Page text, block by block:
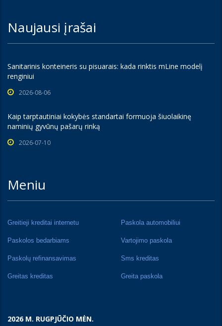
Naujausi įrašai
Sanitarinis konteineris su pisuarais: kada rinktis mLine modelį
renginiui
2026-08-06
Kaip tarptautiniai kokybės standartai formuoja šiuolaikinę
naminių gyvūnų pašarų rinką
2026-07-10
Meniu
Greitieji kreditai internetu Paskola automobiliui
Paskolos bedarbiams Vartojimo paskola
Paskolų refinansavimas Sms kreditas
Greitas kreditas Greita paskola
2026 M. RUGPJŪČIO MĖN.